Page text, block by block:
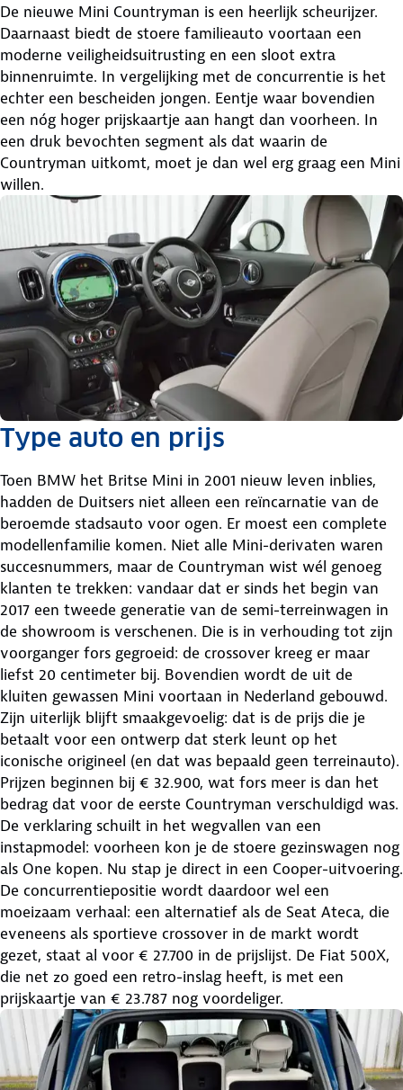
De nieuwe Mini Countryman is een heerlijk scheurijzer.
Daarnaast biedt de stoere familieauto voortaan een
moderne veiligheidsuitrusting en een sloot extra
binnenruimte. In vergelijking met de concurrentie is het
echter een bescheiden jongen. Eentje waar bovendien
een nóg hoger prijskaartje aan hangt dan voorheen. In
een druk bevochten segment als dat waarin de
Countryman uitkomt, moet je dan wel erg graag een Mini
willen.
Type auto en prijs
Toen BMW het Britse Mini in 2001 nieuw leven inblies,
hadden de Duitsers niet alleen een reïncarnatie van de
beroemde stadsauto voor ogen. Er moest een complete
modellenfamilie komen. Niet alle Mini-derivaten waren
succesnummers, maar de Countryman wist wél genoeg
klanten te trekken: vandaar dat er sinds het begin van
2017 een tweede generatie van de semi-terreinwagen in
de showroom is verschenen. Die is in verhouding tot zijn
voorganger fors gegroeid: de crossover kreeg er maar
liefst 20 centimeter bij. Bovendien wordt de uit de
kluiten gewassen Mini voortaan in Nederland gebouwd.
Zijn uiterlijk blijft smaakgevoelig: dat is de prijs die je
betaalt voor een ontwerp dat sterk leunt op het
iconische origineel (en dat was bepaald geen terreinauto).
Prijzen beginnen bij € 32.900, wat fors meer is dan het
bedrag dat voor de eerste Countryman verschuldigd was.
De verklaring schuilt in het wegvallen van een
instapmodel: voorheen kon je de stoere gezinswagen nog
als One kopen. Nu stap je direct in een Cooper-uitvoering.
De concurrentiepositie wordt daardoor wel een
moeizaam verhaal: een alternatief als de Seat Ateca, die
eveneens als sportieve crossover in de markt wordt
gezet, staat al voor € 27.700 in de prijslijst. De Fiat 500X,
die net zo goed een retro-inslag heeft, is met een
prijskaartje van € 23.787 nog voordeliger.